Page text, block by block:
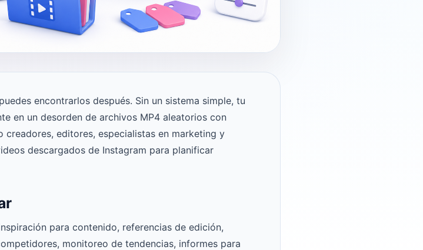
encontrarlos después. Sin un sistema simple, tu
en un desorden de archivos MP4 aleatorios con
editores, especialistas en marketing y
descargados de Instagram para planificar
para contenido, referencias de edición,
monitoreo de tendencias, informes para